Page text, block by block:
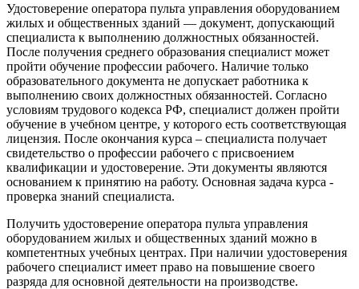
Удостоверение оператора пульта управления оборудованием
жилых и общественных зданий — документ, допускающий
специалиста к выполнению должностных обязанностей.
После получения среднего образования специалист может
пройти обучение профессии рабочего. Наличие только
образовательного документа не допускает работника к
выполнению своих должностных обязанностей. Согласно
условиям трудового кодекса РФ, специалист должен пройти
обучение в учебном центре, у которого есть соответствующая
лицензия. После окончания курса – специалиста получает
свидетельство о профессии рабочего с присвоением
квалификации и удостоверение. Эти документы являются
основанием к принятию на работу. Основная задача курса -
проверка знаний специалиста.
Получить удостоверение оператора пульта управления
оборудованием жилых и общественных зданий можно в
компетентных учебных центрах. При наличии удостоверения
рабочего специалист имеет право на повышение своего
разряда для основной деятельности на производстве.